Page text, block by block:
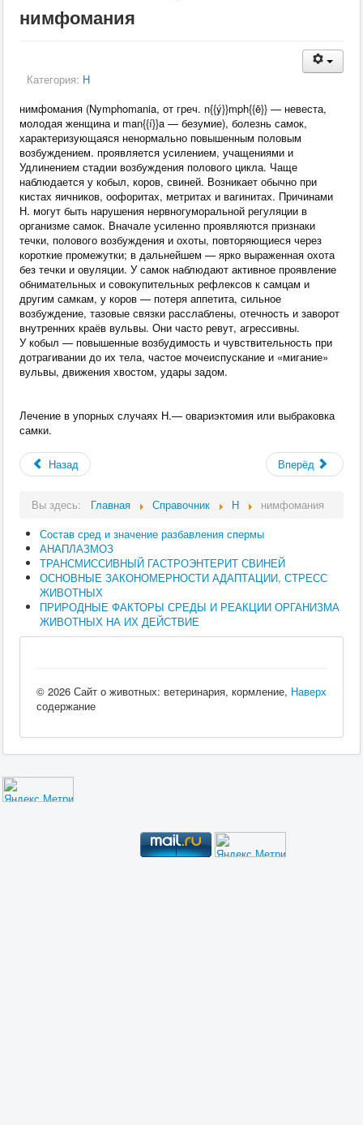
нимфомания
Категория: Н
нимфомания (Nymphomania, от греч. n{{ý}}mph{{ē}} — невеста,
молодая женщина и man{{í}}a — безумие), болезнь самок,
характеризующаяся ненормально повышенным половым
возбуждением. проявляется усилением, учащениями и
Удлинением стадии возбуждения полового цикла. Чаще
наблюдается у кобыл, коров, свиней. Возникает обычно при
кистах яичников, оофоритах, метритах и вагинитах. Причинами
Н. могут быть нарушения нервногуморальной регуляции в
организме самок. Вначале усиленно проявляются признаки
течки, полового возбуждения и охоты, повторяющиеся через
короткие промежутки; в дальнейшем — ярко выраженная охота
без течки и овуляции. У самок наблюдают активное проявление
обнимательных и совокупительных рефлексов к самцам и
другим самкам, у коров — потеря аппетита, сильное
возбуждение, тазовые связки расслаблены, отечность и заворот
внутренних краёв вульвы. Они часто ревут, агрессивны.
У кобыл — повышенные возбудимость и чувствительность при
дотрагивании до их тела, частое мочеиспускание и «мигание»
вульвы, движения хвостом, удары задом.
Лечение в упорных случаях Н.— овариэктомия или выбраковка
самки.
Назад Вперёд
Вы здесь: Главная Справочник Н
нимфомания
Состав сред и значение разбавления спермы
АНАПЛАЗМОЗ
ТРАНСМИССИВНЫЙ ГАСТРОЭНТЕРИТ СВИНЕЙ
ОСНОВНЫЕ ЗАКОНОМЕРНОСТИ АДАПТАЦИИ, СТРЕСС
ЖИВОТНЫХ
ПРИРОДНЫЕ ФАКТОРЫ СРЕДЫ И РЕАКЦИИ ОРГАНИЗМА
ЖИВОТНЫХ НА ИХ ДЕЙСТВИЕ
Наверх
© 2026 Сайт о животных: ветеринария, кормление,
содержание